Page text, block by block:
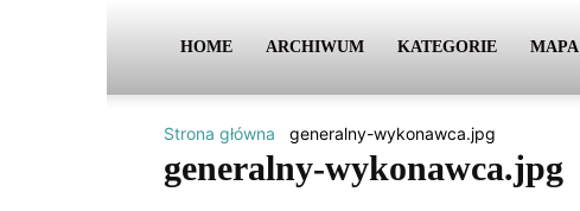
HOME ARCHIWUM KATEGORIE
Strona główna generalny-wykonawca.jpg
generalny-wykonawca.jpg